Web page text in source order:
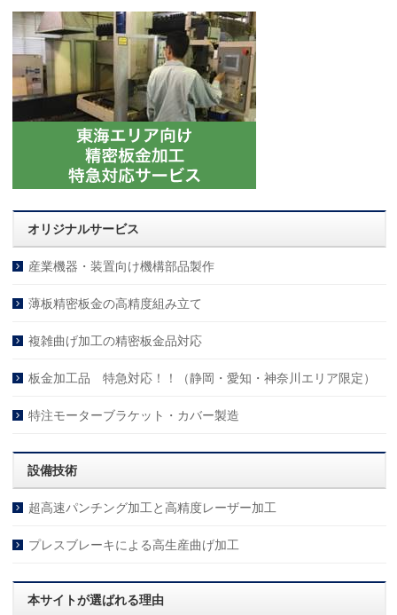
オリジナルサービス
産業機器・装置向け機構部品製作
薄板精密板金の高精度組み立て
複雑曲げ加工の精密板金品対応
板金加工品 特急対応！！（静岡・愛知・神奈川エリア限定）
特注モーターブラケット・カバー製造
設備技術
超高速パンチング加工と高精度レーザー加工
プレスブレーキによる高生産曲げ加工
本サイトが選ばれる理由